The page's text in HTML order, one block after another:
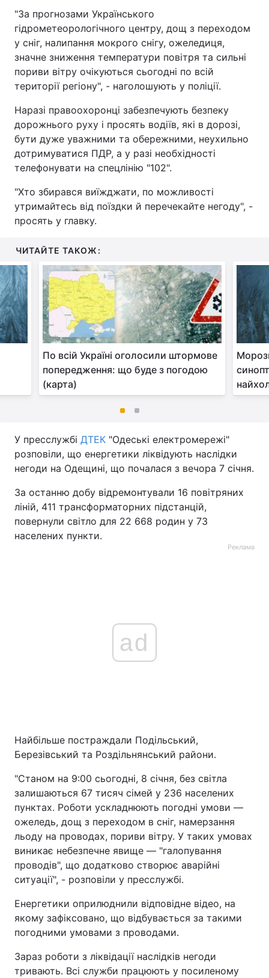
"За прогнозами Українського
гідрометеорологічного центру, дощ з переходом
у сніг, налипання мокрого снігу, ожеледиця,
значне зниження температури повітря та сильні
пориви вітру очікуються сьогодні по всій
території регіону", - наголошують у поліції.
Наразі правоохоронці забезпечують безпеку
дорожнього руху і просять водіїв, які в дорозі,
бути дуже уважними та обережними, неухильно
дотримуватися ПДР, а у разі необхідності
телефонувати на спецлінію "102".
"Хто збирався виїжджати, по можливості
утримайтесь від поїздки й перечекайте негоду", -
просять у главку.
ЧИТАЙТЕ ТАКОЖ:
По всій Україні оголосили штормове
попередження: що буде з погодою
(карта)
У пресслужбі ДТЕК "Одеські електромережі"
розповіли, що енергетики ліквідують наслідки
негоди на Одещині, що почалася з вечора 7 січня.
За останню добу відремонтували 16 повітряних
ліній, 411 трансформаторних підстанцій,
повернули світло для 22 668 родин у 73
населених пункти.
Реклама
ad
Найбільше постраждали Подільський,
Березівський та Роздільнянський райони.
"Станом на 9:00 сьогодні, 8 січня, без світла
залишаються 67 тисяч сімей у 236 населених
пунктах. Роботи ускладнюють погодні умови —
ожеледь, дощ з переходом в сніг, намерзання
льоду на проводах, пориви вітру. У таких умовах
виникає небезпечне явище — "галопування
проводів", що додатково створює аварійні
ситуації", - розповіли у пресслужбі.
Енергетики оприлюднили відповідне відео, на
якому зафіксовано, що відбувається за такими
погодними умовами з проводами.
Зараз роботи з ліквідації наслідків негоди
тривають. Всі служби працюють у посиленому